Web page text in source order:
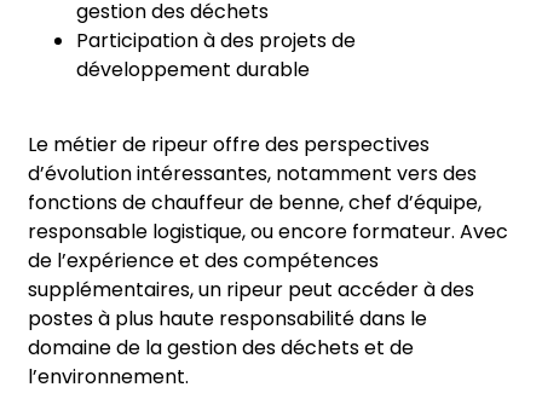
gestion des déchets
Participation à des projets de
développement durable
Le métier de ripeur offre des perspectives
d’évolution intéressantes, notamment vers des
fonctions de chauffeur de benne, chef d’équipe,
responsable logistique, ou encore formateur. Avec
de l’expérience et des compétences
supplémentaires, un ripeur peut accéder à des
postes à plus haute responsabilité dans le
domaine de la gestion des déchets et de
l’environnement.